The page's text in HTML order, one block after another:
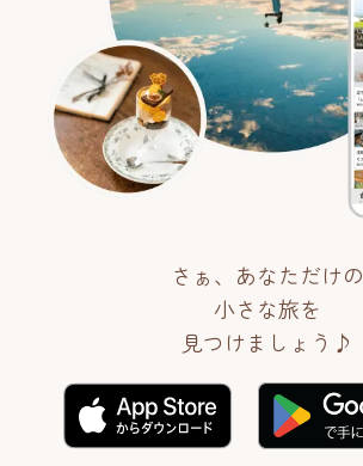
さぁ、あなただけの
小さな旅を
見つけましょう♪